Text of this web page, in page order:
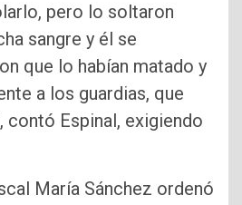
pero lo soltaron
sangre y él se
que lo habían matado y
a los guardias, que
contó Espinal, exigiendo
María Sánchez ordenó